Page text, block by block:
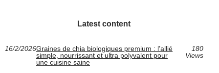
Latest content
16/2/2026Graines de chia biologiques premium : l’allié
simple, nourrissant et ultra polyvalent pour
une cuisine saine
180
Views